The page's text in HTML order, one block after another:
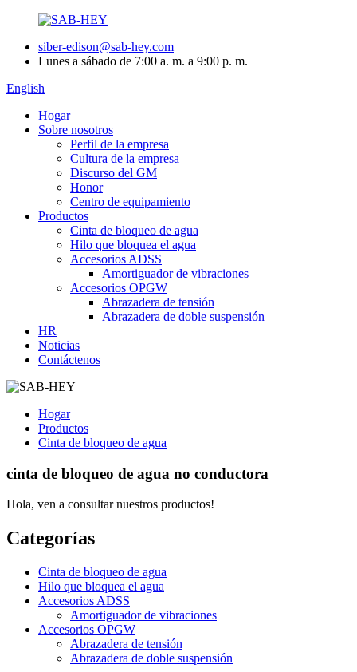
siber-edison@sab-hey.com
Lunes a sábado de 7:00 a. m. a 9:00 p. m.
English
Hogar
Sobre nosotros
Perfil de la empresa
Cultura de la empresa
Discurso del GM
Honor
Centro de equipamiento
Productos
Cinta de bloqueo de agua
Hilo que bloquea el agua
Accesorios ADSS
Amortiguador de vibraciones
Accesorios OPGW
Abrazadera de tensión
Abrazadera de doble suspensión
HR
Noticias
Contáctenos
Hogar
Productos
Cinta de bloqueo de agua
cinta de bloqueo de agua no conductora
Hola, ven a consultar nuestros productos!
Categorías
Cinta de bloqueo de agua
Hilo que bloquea el agua
Accesorios ADSS
Amortiguador de vibraciones
Accesorios OPGW
Abrazadera de tensión
Abrazadera de doble suspensión